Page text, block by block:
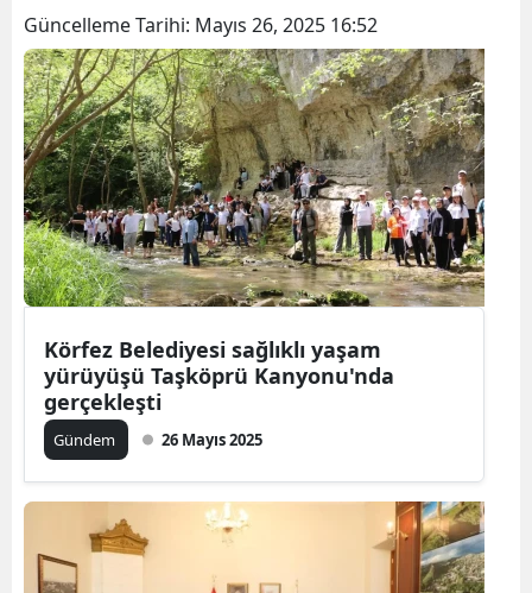
Güncelleme Tarihi: Mayıs 26, 2025 16:52
Körfez Belediyesi sağlıklı yaşam
yürüyüşü Taşköprü Kanyonu'nda
gerçekleşti
Gündem 26 Mayıs 2025